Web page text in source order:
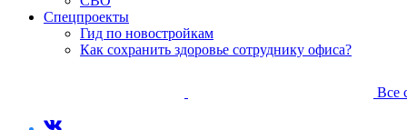
Спецпроекты
Гид по новостройкам
Как сохранить здоровье сотруднику офиса?
Все